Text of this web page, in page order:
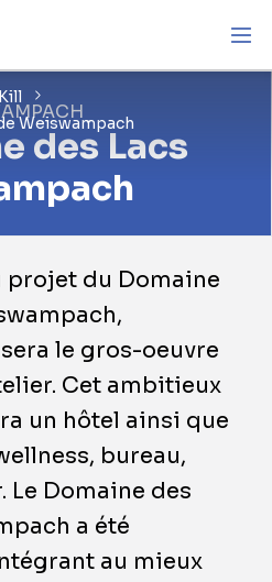
Kill
Weiswampach
des Lacs
projet du Domaine
le gros-oeuvre
Cet ambitieux
un hôtel ainsi que
bureau,
Le Domaine des
a été
au mieux